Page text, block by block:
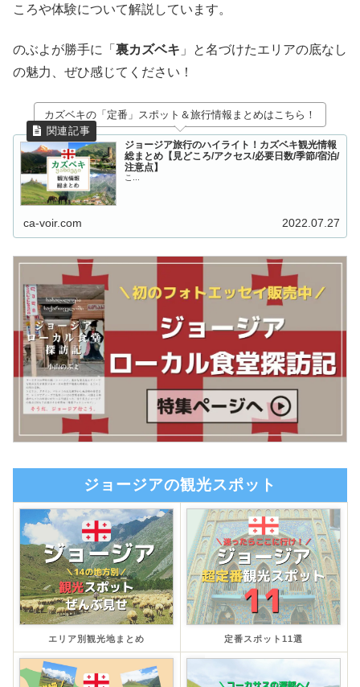
ころや体験について解説しています。
のぶよが勝手に「 裏カズベキ 」と名づけたエリアの底なし
の魅力、ぜひ感じてください！
カズベキの「定番」スポット＆旅行情報まとめはこちら！
ジョージア旅行のハイライト！カズベキ観光情報
総まとめ【見どころ/アクセス/必要日数/季節/宿泊/
注意点】
こ...
ca-voir.com 2022.07.27
ジョージアの観光スポット
エリア別観光地まとめ 定番スポット11選